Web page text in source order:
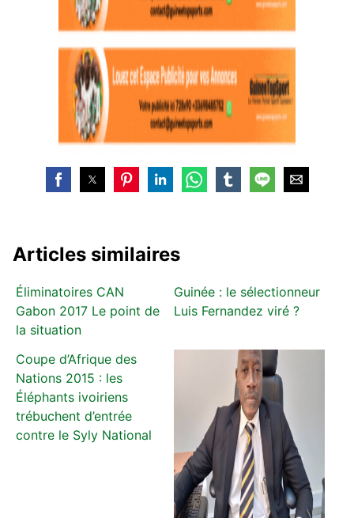
Articles similaires
Éliminatoires CAN
Gabon 2017 Le point de
la situation
Guinée : le sélectionneur
Luis Fernandez viré ?
Coupe d’Afrique des
Nations 2015 : les
Éléphants ivoiriens
trébuchent d’entrée
contre le Syly National